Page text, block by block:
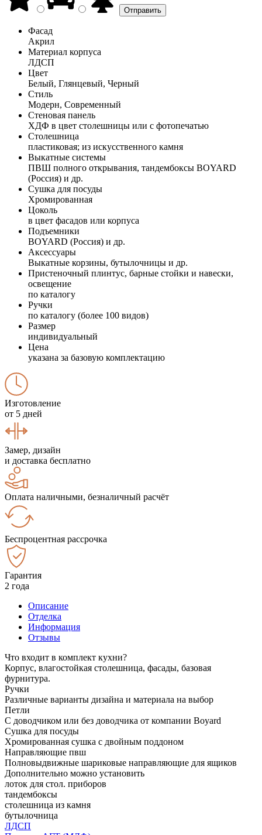
Фасад
Акрил
Материал корпуса
ЛДСП
Цвет
Белый, Глянцевый, Черный
Стиль
Модерн, Современный
Стеновая панель
ХДФ в цвет столешницы или с фотопечатью
Столешница
пластиковая; из искусственного камня
Выкатные системы
ПВШ полного открывания, тандембоксы BOYARD
(Россия) и др.
Сушка для посуды
Хромированная
Цоколь
в цвет фасадов или корпуса
Подъемники
BOYARD (Россия) и др.
Аксессуары
Выкатные корзины, бутылочницы и др.
Пристеночный плинтус, барные стойки и навески,
освещение
по каталогу
Ручки
по каталогу (более 100 видов)
Размер
индивидуальный
Цена
указана за базовую комплектацию
Изготовление
от 5 дней
Замер, дизайн
и доставка бесплатно
Оплата наличными, безналичный расчёт
Беспроцентная рассрочка
Гарантия
2 года
Описание
Отделка
Информация
Отзывы
Что входит в комплект кухни?
Корпус, влагостойкая столешница, фасады, базовая
фурнитура.
Ручки
Различные варианты дизайна и материала на выбор
Петли
С доводчиком или без доводчика от компании Boyard
Сушка для посуды
Хромированная сушка с двойным поддоном
Направляющие пвш
Полновыдвижные шариковые направляющие для ящиков
Дополнительно можно установить
лоток для стол. приборов
тандембоксы
столешница из камня
бутылочница
ЛДСП